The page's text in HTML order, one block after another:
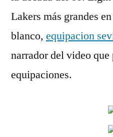
Lakers más grandes
blanco, equipacion
narrador del video que
equipaciones.